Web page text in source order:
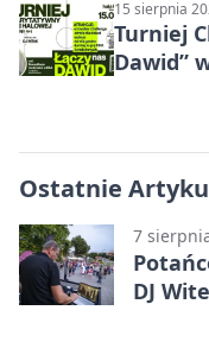
15 sierpnia
Turniej
Dawid”
Ostatnie
7
DJ